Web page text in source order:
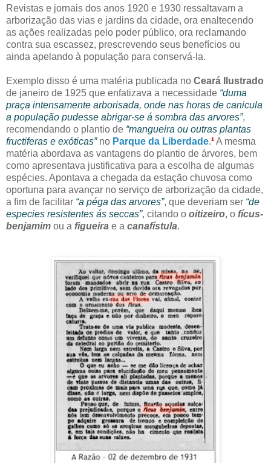
Revistas e jornais dos anos 1920 e 1930 ressaltavam a
arborização das vias e jardins da cidade, ora enaltecendo
as ações realizadas pelo poder público, ora reclamando
contra sua escassez, prescrevendo seus benefícios ou
ainda apelando à população para conservá-la.
Exemplo disso é uma matéria publicada no Ceará Ilustrado
de janeiro de 1925 que enfatizava a necessidade “duma
praça intensamente arborisada, onde nas horas de canicula
a população pudesse abrigar-se á sombra das arvores”,
recomendando o plantio de “mangueira ou outras plantas
fructiferas e exóticas” no Parque da Liberdade.¹A mesma
matéria abordava as vantagens do plantio de árvores, bem
como apresentava justificativa para a escolha de algumas
espécies. Apontava a chegada da estação chuvosa como
oportuna para avançar no serviço de arborização da cidade,
a fim de facilitar “a péga das arvores”, que deveriam ser “de
especies resistentes ás seccas”, citando o oitizeiro, o fícus-
benjamim ou a figueira e a canafístula.